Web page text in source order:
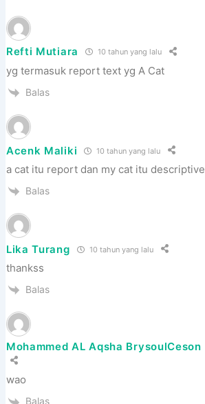
Refti Mutiara 10 tahun yang lalu
yg termasuk report text yg A Cat
Balas
Acenk Maliki 10 tahun yang lalu
a cat itu report dan my cat itu descriptive
Balas
Lika Turang 10 tahun yang lalu
thankss
Balas
Mohammed AL Aqsha BrysoulCeson
wao
Balas